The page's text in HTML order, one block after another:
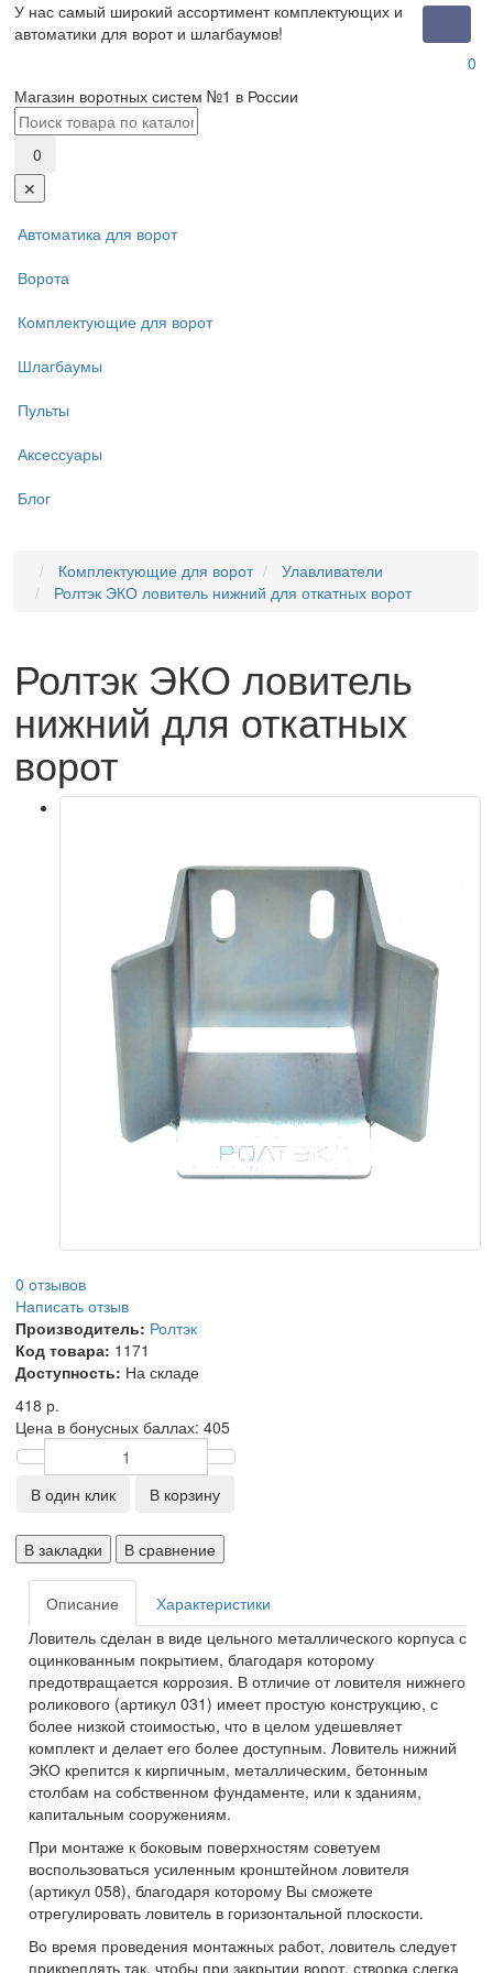
У нас самый широкий ассортимент комплектующих и
автоматики для ворот и шлагбаумов!
0
Магазин воротных систем №1 в России
0
✕
Автоматика для ворот
Ворота
Комплектующие для ворот
Шлагбаумы
Пульты
Аксессуары
Блог
Комплектующие для ворот
Улавливатели
Ролтэк ЭКО ловитель нижний для откатных ворот
Ролтэк ЭКО ловитель
нижний для откатных
ворот
0 отзывов
Написать отзыв
Производитель: Ролтэк
Код товара: 1171
Доступность: На складе
418 р.
Цена в бонусных баллах: 405
В один клик В корзину
В закладки В сравнение
Описание
Характеристики
Ловитель сделан в виде цельного металлического корпуса с
оцинкованным покрытием, благодаря которому
предотвращается коррозия. В отличие от ловителя нижнего
роликового (артикул 031) имеет простую конструкцию, с
более низкой стоимостью, что в целом удешевляет
комплект и делает его более доступным. Ловитель нижний
ЭКО крепится к кирпичным, металлическим, бетонным
столбам на собственном фундаменте, или к зданиям,
капитальным сооружениям.
При монтаже к боковым поверхностям советуем
воспользоваться усиленным кронштейном ловителя
(артикул 058), благодаря которому Вы сможете
отрегулировать ловитель в горизонтальной плоскости.
Во время проведения монтажных работ, ловитель следует
прикреплять так, чтобы при закрытии ворот, створка слегка